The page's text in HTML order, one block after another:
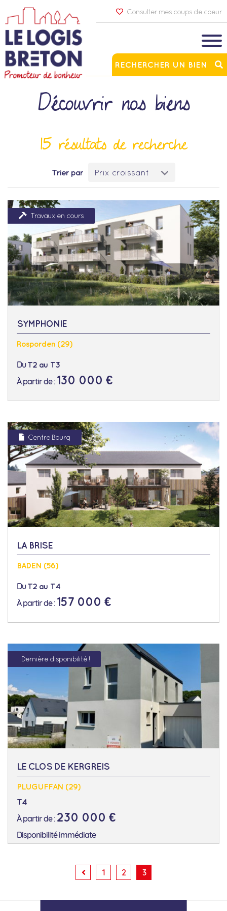
Consulter mes coups de coeur
RECHERCHER UN BIEN
Découvrir nos biens
15 résultats de recherche
Trier par
Travaux en cours
SYMPHONIE
Rosporden (29)
DuT2 au T3
À partir de : 130 000 €
Centre Bourg
LA BRISE
BADEN (56)
DuT2 au T4
À partir de : 157 000 €
Dernière disponibilité !
LE CLOS DE KERGREIS
PLUGUFFAN (29)
T4
À partir de : 230 000 €
Disponibilité immédiate
1 2 3